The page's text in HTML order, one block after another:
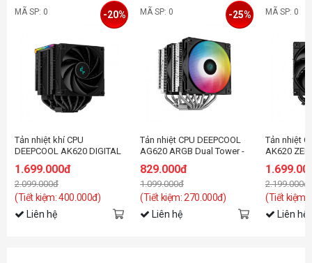
MÃ SP: 0
Tản nhiệt khí CPU
DEEPCOOL AK620 DIGITAL
1.699.000đ
2.099.000đ
(Tiết kiệm: 400.000đ)
-20%
Liên hệ
MÃ SP: 0
Tản nhiệt CPU DEEPCOOL
AG620 ARGB Dual Tower -
829.000đ
1.099.000đ
(Tiết kiệm: 270.000đ)
-25%
Liên hệ
MÃ SP: 0
Tản nhiệt
AK620
2.199.000đ
(Tiết kiệm:
Liên hệ